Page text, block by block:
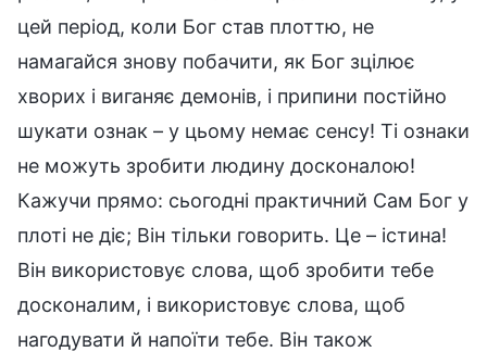
цей період, коли Бог став плоттю, не
намагайся знову побачити, як Бог зцілює
хворих і виганяє демонів, і припини постійно
шукати ознак – у цьому немає сенсу! Ті ознаки
не можуть зробити людину досконалою!
Кажучи прямо: сьогодні практичний Сам Бог у
плоті не діє; Він тільки говорить. Це – істина!
Він використовує слова, щоб зробити тебе
досконалим, і використовує слова, щоб
нагодувати й напоїти тебе. Він також